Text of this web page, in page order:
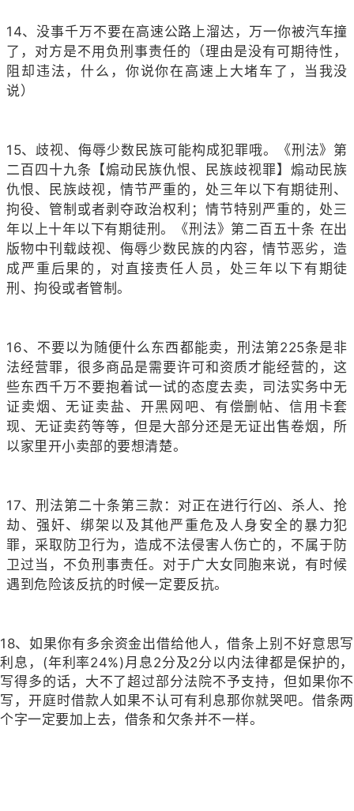
14、没事千万不要在高速公路上溜达，万一你被汽车撞
了，对方是不用负刑事责任的（理由是没有可期待性，
阻却违法，什么，你说你在高速上大堵车了，当我没
说）
15、歧视、侮辱少数民族可能构成犯罪哦。《刑法》第
二百四十九条【煽动民族仇恨、民族歧视罪】煽动民族
仇恨、民族歧视，情节严重的，处三年以下有期徒刑、
拘役、管制或者剥夺政治权利；情节特别严重的，处三
年以上十年以下有期徒刑。《刑法》第二百五十条 在出
版物中刊载歧视、侮辱少数民族的内容，情节恶劣，造
成严重后果的，对直接责任人员，处三年以下有期徒
刑、拘役或者管制。
16、不要以为随便什么东西都能卖，刑法第225条是非
法经营罪，很多商品是需要许可和资质才能经营的，这
些东西千万不要抱着试一试的态度去卖，司法实务中无
证卖烟、无证卖盐、开黑网吧、有偿删帖、信用卡套
现、无证卖药等等，但是大部分还是无证出售卷烟，所
以家里开小卖部的要想清楚。
17、刑法第二十条第三款：对正在进行行凶、杀人、抢
劫、强奸、绑架以及其他严重危及人身安全的暴力犯
罪，采取防卫行为，造成不法侵害人伤亡的，不属于防
卫过当，不负刑事责任。对于广大女同胞来说，有时候
遇到危险该反抗的时候一定要反抗。
18、如果你有多余资金出借给他人，借条上别不好意思写
利息，(年利率24%)月息2分及2分以内法律都是保护的，
写得多的话，大不了超过部分法院不予支持，但如果你不
写，开庭时借款人如果不认可有利息那你就哭吧。借条两
个字一定要加上去，借条和欠条并不一样。